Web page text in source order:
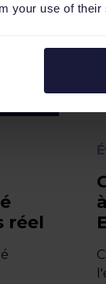
your use of
réel